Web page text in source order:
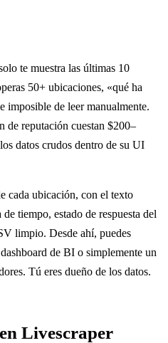
te muestra las últimas 10
50+ ubicaciones, «qué ha
imposible de leer manualmente.
de reputación cuestan $200–
datos crudos dentro de su UI
cada ubicación, con el texto
tiempo, estado de respuesta del
limpio. Desde ahí, puedes
de BI o simplemente un
Tú eres dueño de los datos.
Livescraper